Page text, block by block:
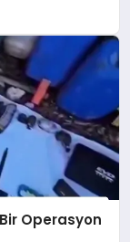
Operasyon